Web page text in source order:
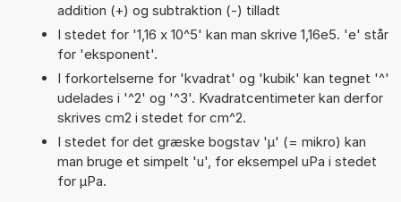
addition (+) og subtraktion (-) tilladt
I stedet for '1,16 x 10^5' kan man skrive 1,16e5. 'e' står
for 'eksponent'.
I forkortelserne for 'kvadrat' og 'kubik' kan tegnet '^'
udelades i '^2' og '^3'. Kvadratcentimeter kan derfor
skrives cm2 i stedet for cm^2.
I stedet for det græske bogstav 'µ' (= mikro) kan
man bruge et simpelt 'u', for eksempel uPa i stedet
for µPa.